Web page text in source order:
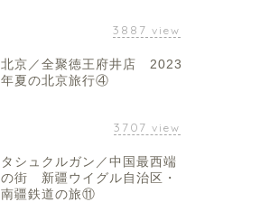
3887 view
北京／全聚徳王府井店 2023
年夏の北京旅行④
3707 view
タシュクルガン／中国最西端
の街 新疆ウイグル自治区・
南疆鉄道の旅⑪